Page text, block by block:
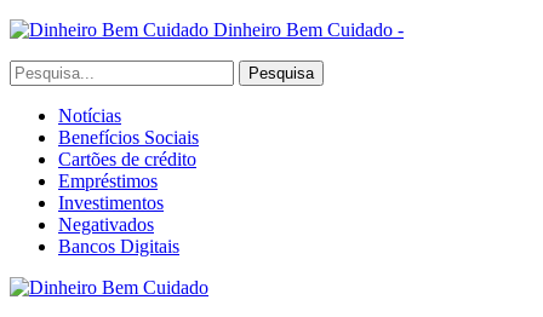
Dinheiro Bem Cuidado -
Notícias
Benefícios Sociais
Cartões de crédito
Empréstimos
Investimentos
Negativados
Bancos Digitais